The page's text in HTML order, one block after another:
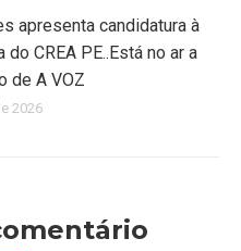
apresenta candidatura à
CREA PE..Está no ar a
de A VOZ
2026